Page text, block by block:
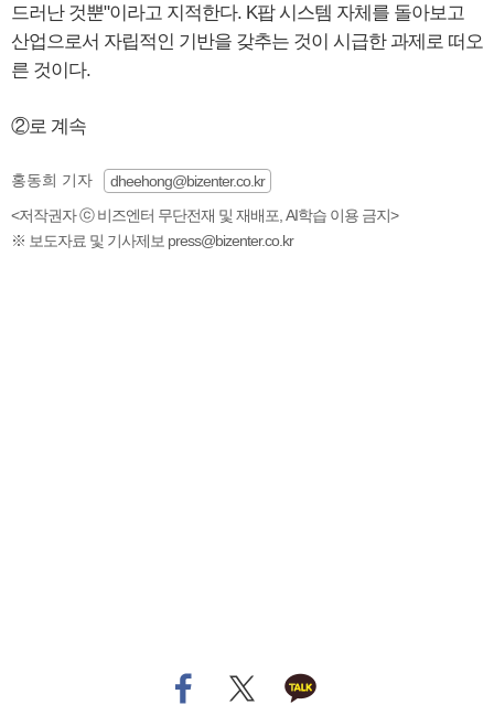
드러난 것뿐"이라고 지적한다. K팝 시스템 자체를 돌아보고
산업으로서 자립적인 기반을 갖추는 것이 시급한 과제로 떠오
른 것이다.
②로 계속
홍동희 기자
dheehong@bizenter.co.kr
<저작권자 ⓒ 비즈엔터 무단전재 및 재배포, AI학습 이용 금지>
※ 보도자료 및 기사제보 press@bizenter.co.kr